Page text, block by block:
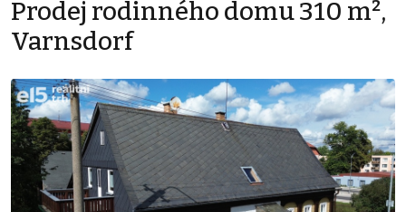
Prodej rodinného domu 310 m²,
Varnsdorf